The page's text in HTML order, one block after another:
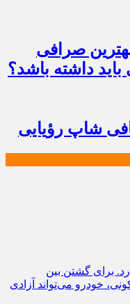
صرافی
باید داشته باشد؟
شاپ رؤیایی
برای گشتن بین
خودرو می‌تواند آزادی